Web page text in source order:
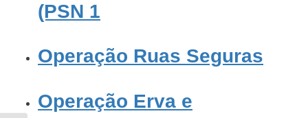
(PSN 1
Operação Ruas Seguras
Operação Erva e